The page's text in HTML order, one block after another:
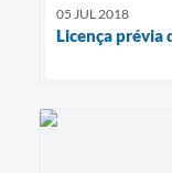
05 JUL 2018
Licença prévia